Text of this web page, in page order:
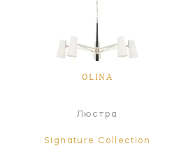
OLINA
Люстра
Signature Collection